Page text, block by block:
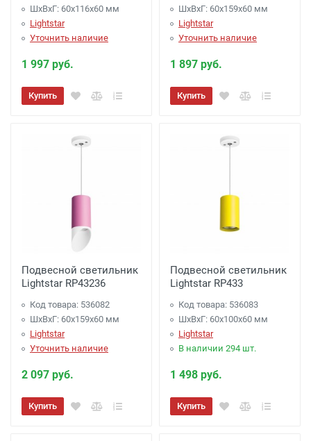
ШхВхГ: 60x116x60 мм
Lightstar
Уточнить наличие
1 997 руб.
Купить
ШхВхГ: 60x159x60 мм
Lightstar
Уточнить наличие
1 897 руб.
Купить
Подвесной светильник
Lightstar RP43236
Код товара: 536082
ШхВхГ: 60x159x60 мм
Lightstar
Уточнить наличие
2 097 руб.
Купить
Подвесной светильник
Lightstar RP433
Код товара: 536083
ШхВхГ: 60x100x60 мм
Lightstar
В наличии 294 шт.
1 498 руб.
Купить